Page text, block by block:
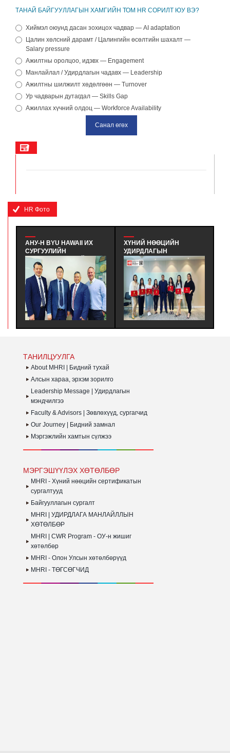
ТАНАЙ БАЙГУУЛЛАГЫН ХАМГИЙН ТОМ HR СОРИЛТ ЮУ ВЭ?
Хиймэл оюунд дасан зохицох чадвар — AI adaptation
Цалин хөлсний дарамт / Цалингийн өсөлтийн шахалт —
Salary pressure
Ажилтны оролцоо, идэвх — Engagement
Манлайлал / Удирдлагын чадавх — Leadership
Ажилтны шилжилт хөдөлгөөн — Turnover
Ур чадварын дутагдал — Skills Gap
Ажиллах хүчний олдоц — Workforce Availability
HR Фото
АНУ-Н BYU HAWAII ИХ
СУРГУУЛИЙН
ТӨЛӨӨЛӨГЧИДТЭЙ
УУЛЗАЛТ ХИЙВ - АНУ-Н
BYU HAWAII ИХ
СУРГУУЛИЙН ЭЛСЭЛТ БА
ТӨГСӨЛТИЙН ДАРААХ
КАРЬЕР, ХАМТЫН
АЖИЛЛАГАА ХАРИУЦСАН
ТӨЛӨӨЛӨГЧИДТЭЙ
ХҮНИЙ НӨӨЦИЙН
УДИРДЛАГЫН
МЭРГЭШҮҮЛЭХ ҮНДСЭН
СУРГАЛТЫН ТӨГСӨЛТ
#380 - ХҮНИЙ НӨӨЦИЙН
УДИРДЛАГЫН
МЭРГЭШҮҮЛЭХ ҮНДСЭН
СУРГАЛТЫН MHRI LEVEL-
B #380 ЭЛСЭЛТИЙН
СУРАЛЦАГЧИД
ТАНИЛЦУУЛГА
About MHRI | Бидний тухай
Алсын хараа, эрхэм зорилго
Leadership Message | Удирдлагын
мэндчилгээ
Faculty & Advisors | Зөвлөхүүд, сургагчид
Our Journey | Бидний замнал
Мэргэжлийн хамтын сүлжээ
МЭРГЭШҮҮЛЭХ ХӨТӨЛБӨР
MHRI - Хүний нөөцийн сертификатын
сургалтууд
Байгууллагын сургалт
MHRI | УДИРДЛАГА МАНЛАЙЛЛЫН
ХӨТӨЛБӨР
MHRI | CWR Program - ОУ-н жишиг
хөтөлбөр
MHRI - Олон Улсын хөтөлбөрүүд
MHRI - ТӨГСӨГЧИД